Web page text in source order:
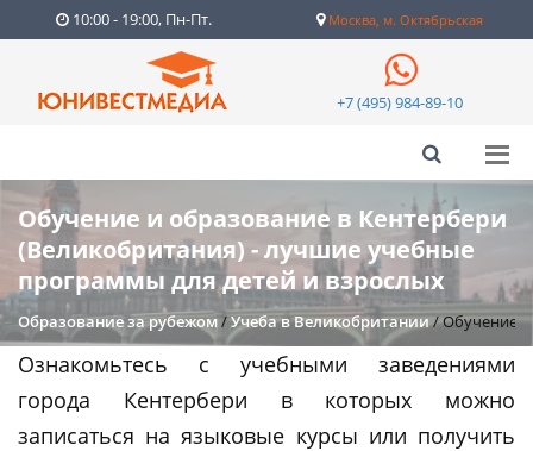
10:00 - 19:00, Пн-Пт. Москва, м. Октябрьская
+7 (495) 984-89-10
Обучение и образование в Кентербери
(Великобритания) - лучшие учебные
программы для детей и взрослых
Образование за рубежом/Учеба в Великобритании/Обучение и
Ознакомьтесь с учебными заведениями
города Кентербери в которых можно
записаться на языковые курсы или получить